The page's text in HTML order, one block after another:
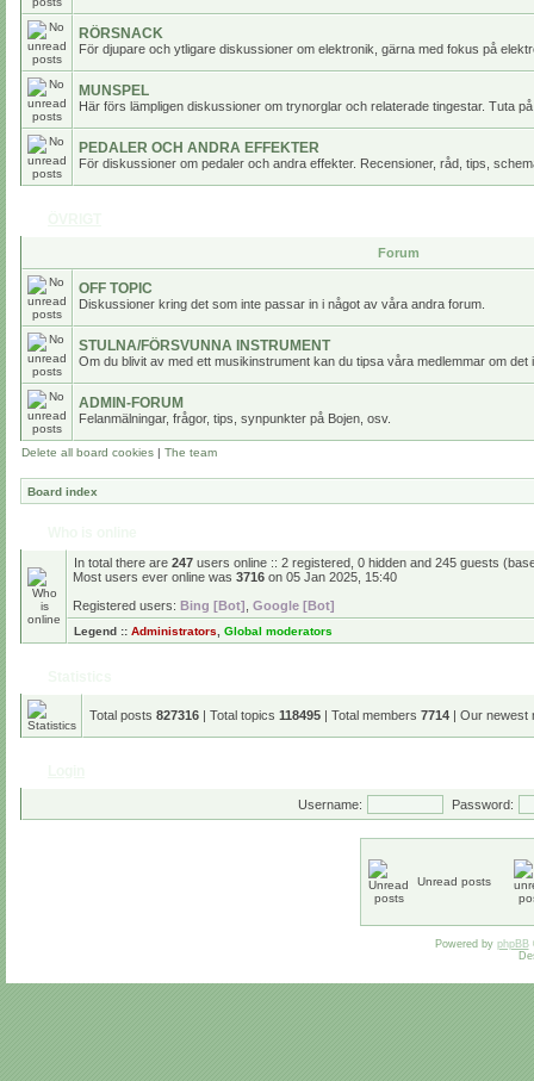
RÖRSNACK
För djupare och ytligare diskussioner om elektronik, gärna med fokus på
MUNSPEL
Här förs lämpligen diskussioner om trynorglar och relaterade tingestar. Tuta
PEDALER OCH ANDRA EFFEKTER
För diskussioner om pedaler och andra effekter. Recensioner, råd, tips,
Forum
OFF TOPIC
Diskussioner kring det som inte passar in i något av våra andra forum.
STULNA/FÖRSVUNNA INSTRUMENT
Om du blivit av med ett musikinstrument kan du tipsa våra medlemmar om det
ADMIN-FORUM
Felanmälningar, frågor, tips, synpunkter på Bojen, osv.
Delete all board cookies | The team
Board index
In total there are 247 users online :: 2 registered, 0 hidden and 245 guests
Most users ever online was 3716 on 05 Jan 2025, 15:40
Registered users: Bing [Bot] Google [Bot]
Legend :: Administrators Global moderators
Total posts 827316 | Total topics 118495 | Total members 7714 | Our newest
Username: Password:
Unread posts
Powered by phpBB